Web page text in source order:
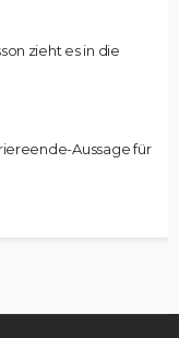
zieht es in die
Aussage für